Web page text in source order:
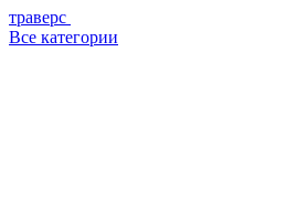
траверс
Все категории